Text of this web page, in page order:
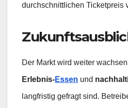
durchschnittlichen Ticketpreis
Der Markt wird weiter
Erlebnis‑Essen und
langfristig gefragt sind.